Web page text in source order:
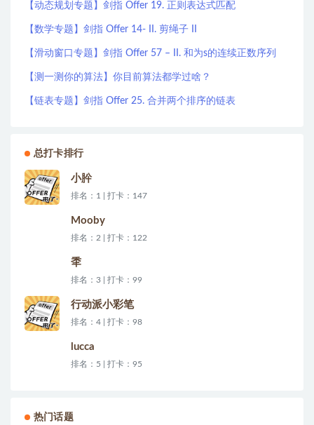
【动态规划专题】剑指 Offer 19. 正则表达式匹配
【数学专题】剑指 Offer 14- II. 剪绳子 II
【滑动窗口专题】剑指 Offer 57 – II. 和为s的连续正数序列
【测一测你的算法】你目前算法都学过啥？
【链表专题】剑指 Offer 25. 合并两个排序的链表
总打卡排行
小肸
排名：1 | 打卡：147
Mooby
排名：2 | 打卡：122
秊
排名：3 | 打卡：99
行动派小彩笔
排名：4 | 打卡：98
lucca
排名：5 | 打卡：95
热门话题